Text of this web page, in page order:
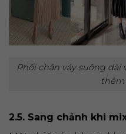
Phối chân váy suông dài
thêm
2.5. Sang chảnh khi